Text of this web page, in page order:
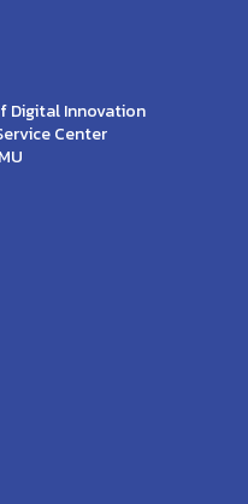
Digital Innovation
Center